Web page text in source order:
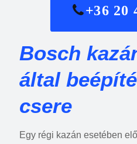
+36 20
Bosch
által
csere
Egy régi kazán esetében